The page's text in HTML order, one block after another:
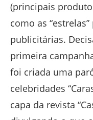
(principais
como as
publicitárias.
primeira
foi criada uma
celebridades
capa da revista